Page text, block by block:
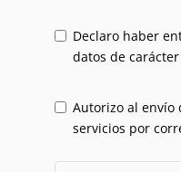
Declaro haber
datos de
Autorizo al envío
servicios por